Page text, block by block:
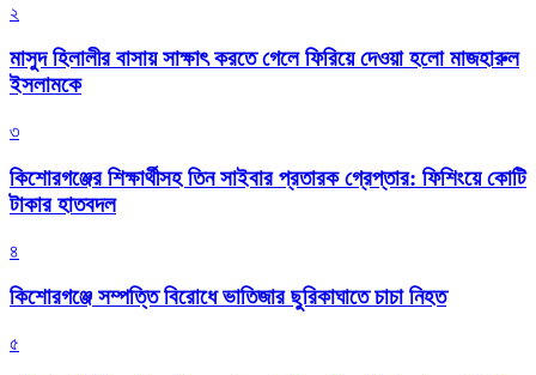
২
মাসুদ হিলালীর বাসায় সাক্ষাৎ করতে গেলে ফিরিয়ে দেওয়া হলো মাজহারুল
ইসলামকে
৩
কিশোরগঞ্জের শিক্ষার্থীসহ তিন সাইবার প্রতারক গ্রেপ্তার: ফিশিংয়ে কোটি
টাকার হাতবদল
৪
কিশোরগঞ্জে সম্পত্তি বিরোধে ভাতিজার ছুরিকাঘাতে চাচা নিহত
৫